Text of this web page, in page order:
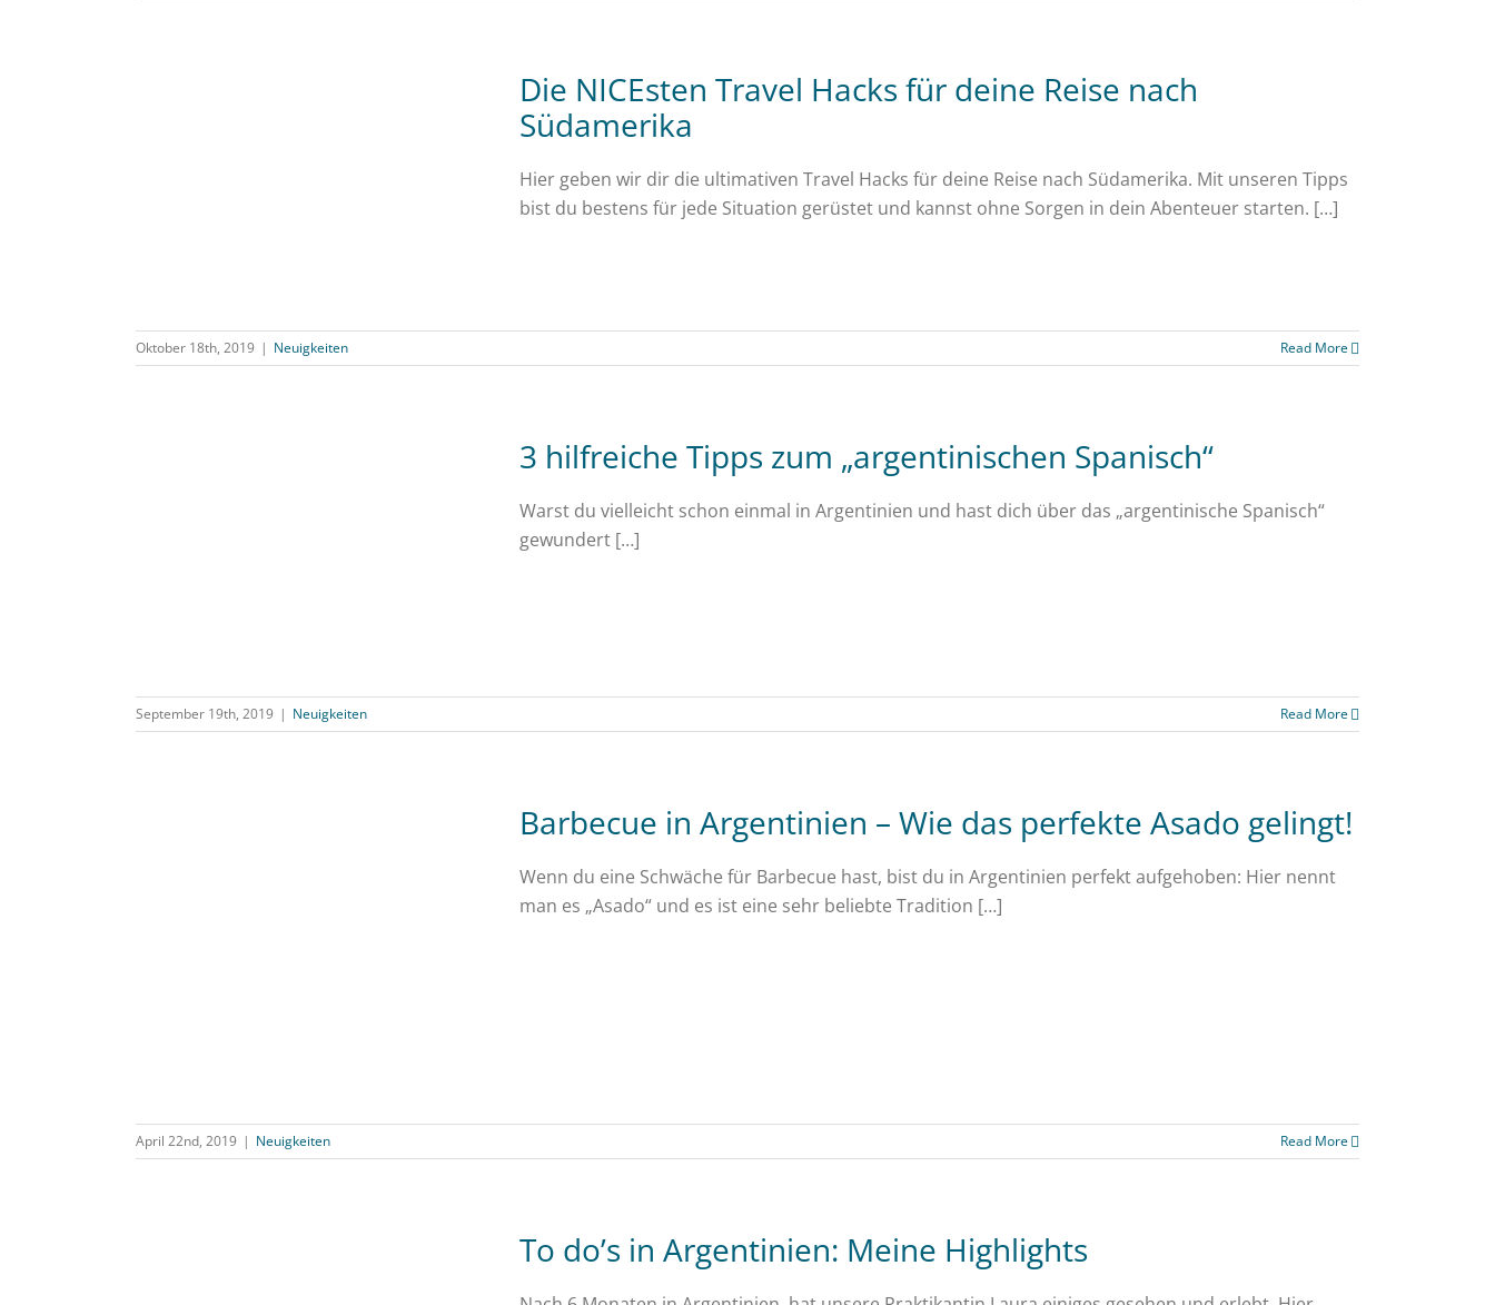
Die NICEsten Travel Hacks für deine Reise nach
Südamerika
Hier geben wir dir die ultimativen Travel Hacks für deine Reise nach Südamerika. Mit unseren Tipps
bist du bestens für jede Situation gerüstet und kannst ohne Sorgen in dein Abenteuer starten. […]
Oktober 18th, 2019 | Neuigkeiten Read More
3 hilfreiche Tipps zum „argentinischen Spanisch“
Warst du vielleicht schon einmal in Argentinien und hast dich über das „argentinische Spanisch“
gewundert […]
September 19th, 2019 | Neuigkeiten Read More
Barbecue in Argentinien – Wie das perfekte Asado gelingt!
Wenn du eine Schwäche für Barbecue hast, bist du in Argentinien perfekt aufgehoben: Hier nennt
man es „Asado“ und es ist eine sehr beliebte Tradition […]
April 22nd, 2019 | Neuigkeiten Read More
To do’s in Argentinien: Meine Highlights